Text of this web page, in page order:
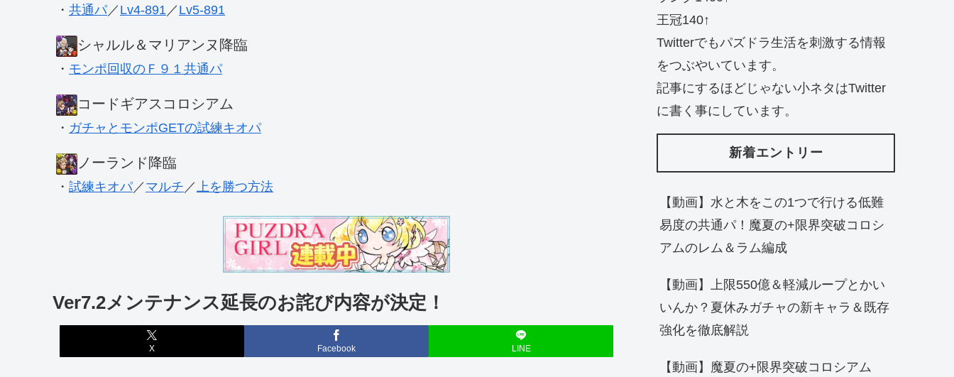
・ 共通パ／ Lv4-891 ／ Lv5-891
シャルル＆マリアンヌ降臨
・ モンポ回収のＦ９１共通パ
コードギアスコロシアム
・ ガチャとモンポGETの試練キオパ
ノーランド降臨
・ 試練キオパ／ マルチ ／ 上を勝つ方法
Ver7.2メンテナンス延長のお詫び内容が決定！
X Facebook LINE
王冠140↑
Twitterでもパズドラ生活を刺激する情報
をつぶやいています。
記事にするほどじゃない小ネタはTwitter
に書く事にしています。
新着エントリー
【動画】水と木をこの1つで行ける低難
易度の共通パ！魔夏の+限界突破コロシ
アムのレム＆ラム編成
【動画】上限550億＆軽減ループとかい
いんか？夏休みガチャの新キャラ＆既存
強化を徹底解説
【動画】魔夏の+限界突破コロシアム